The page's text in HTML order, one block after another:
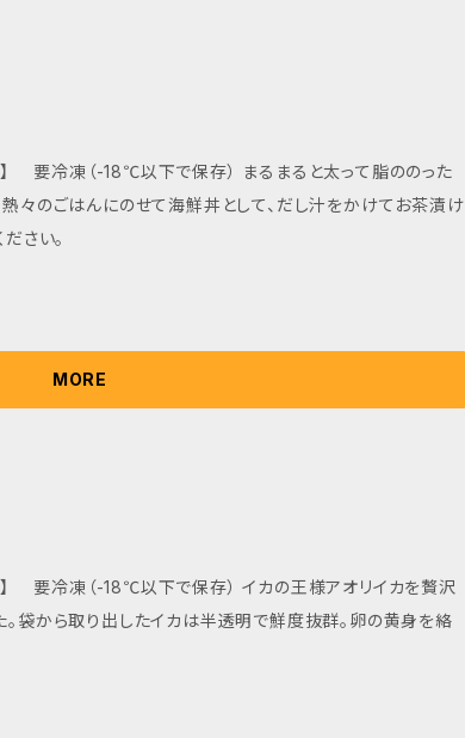
下で保存） まるまると太って脂ののった
々のごはんにのせて海鮮丼として、だし汁をかけてお茶漬け
さい。
MORE
以下で保存） イカの王様アオリイカを贅沢
袋から取り出したイカは半透明で鮮度抜群。卵の黄身を絡